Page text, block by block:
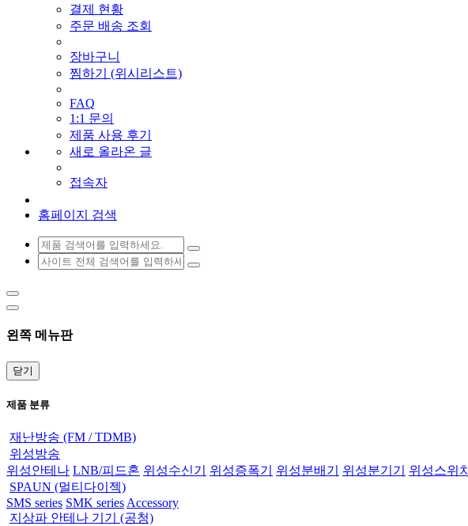
결제 현황
주문 배송 조회
장바구니
찜하기 (위시리스트)
FAQ
1:1 문의
제품 사용 후기
새로 올라온 글
접속자
홈페이지 검색
왼쪽 메뉴판
닫기
제품 분류
재난방송 (FM / TDMB)
위성방송
위성안테나 LNB/피드혼 위성수신기 위성증폭기 위성분배기 위성분기기 위성스위치
SPAUN (멀티다이젝)
SMS series SMK series Accessory
지상파 안테나 기기 (공청)